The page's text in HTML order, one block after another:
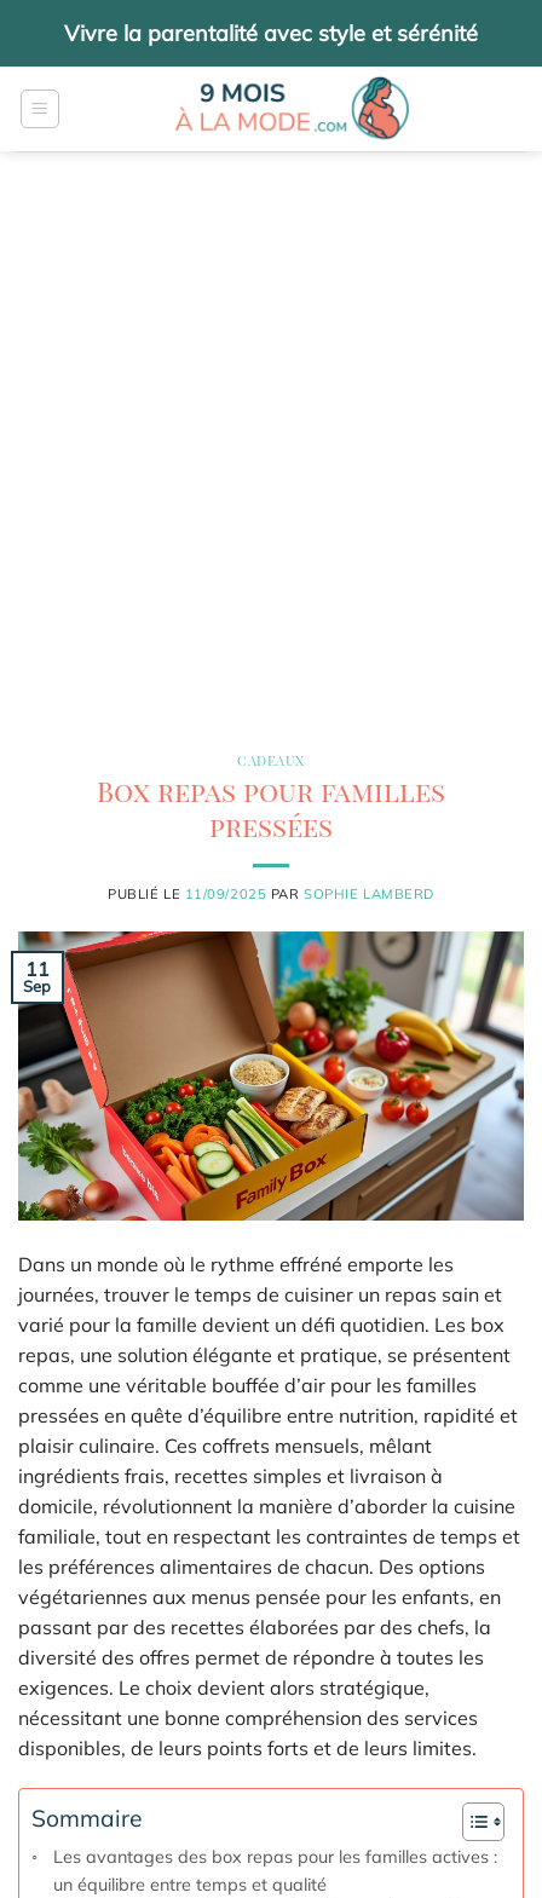
contenu
Vivre la parentalité avec style et sérénité
CADEAUX
Box repas pour familles
pressées
PUBLIÉ LE 11/09/2025 PARSOPHIE LAMBERD
11
Sep
Dans un monde où le rythme effréné emporte les
journées, trouver le temps de cuisiner un repas sain et
varié pour la famille devient un défi quotidien. Les box
repas, une solution élégante et pratique, se présentent
comme une véritable bouffée d’air pour les familles
pressées en quête d’équilibre entre nutrition, rapidité et
plaisir culinaire. Ces coffrets mensuels, mêlant
ingrédients frais, recettes simples et livraison à
domicile, révolutionnent la manière d’aborder la cuisine
familiale, tout en respectant les contraintes de temps et
les préférences alimentaires de chacun. Des options
végétariennes aux menus pensée pour les enfants, en
passant par des recettes élaborées par des chefs, la
diversité des offres permet de répondre à toutes les
exigences. Le choix devient alors stratégique,
nécessitant une bonne compréhension des services
disponibles, de leurs points forts et de leurs limites.
Sommaire
Les avantages des box repas pour les familles actives :
un équilibre entre temps et qualité